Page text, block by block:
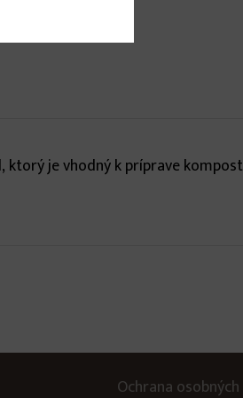
ktorý je vhodný k príprave
Ochrana